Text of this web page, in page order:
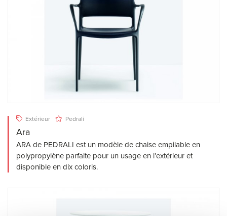
Extérieur Pedrali
Ara
ARA de PEDRALI est un modèle de chaise empilable en
polypropylène parfaite pour un usage en l’extérieur et
disponible en dix coloris.